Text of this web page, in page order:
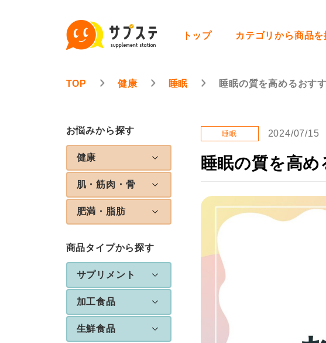
トップ カテゴリから商品を
TOP 健康 睡眠 睡眠の質を高めるおす
お悩みから探す
健康
肌・筋肉・骨
肥満・脂肪
商品タイプから探す
サプリメント
加工食品
生鮮食品
睡眠 2024/07/15
睡眠の質を高